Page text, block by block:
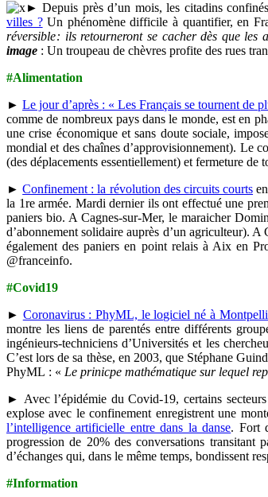
► Depuis près d’un mois, les citadins
villes ?Un phénomène difficile à quantifier, en
réversible : ils retourneront se cacher dès que les
image : Un troupeau de chèvres profite des rues
#Alimentation
►Le jour d’après : « Les Français se tournent de
comme de nombreux pays dans le monde, est en
une crise économique et sans doute sociale,
mondial et des chaînes d’approvisionnement). Le
(des déplacements essentiellement) et fermeture
►Confinement : la révolution des circuits courts
la 1re armée. Mardi dernier ils ont effectué une
paniers bio. A Cagnes-sur-Mer, le maraicher
d’abonnement solidaire auprès d’un agriculteur). A
également des paniers en point relais à Aix en
@franceinfo.
#Covid19
► Coronavirus : PhyML, le logiciel né à
montre les liens de parentés entre différents
ingénieurs-techniciens d’Universités et les
C’est lors de sa thèse, en 2003, que Stéphane
PhyML : « Le prinicpe mathématique sur lequel
► Avec l’épidémie du Covid-19, certains
explose avec le confinement enregistrent une
l’intelligence artificielle entre dans la danse. Fort
progression de 20% des conversations
d’échanges qui, dans le même temps, bondissent
#Information